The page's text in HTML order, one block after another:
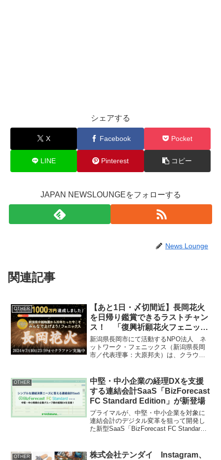
シェアする
X Facebook Pocket
LINE Pinterest コピー
JAPAN NEWSLOUNGEをフォローする
News Lounge
関連記事
OTHER
【あと1日・〆切間近】長岡花火
を日帰り鑑賞できるラストチャン
ス！ 「復興祈願花火フェニック
ス」支援総額1000万円を達成～
20周年の節目に能登への願いも込
めたクラウドファンディング7月
新潟県長岡市にて活動するNPO法人 ネ
ットワーク・フェニックス（新潟県長岡
市／代表理事：大原邦夫）は、クラウド
ジェクトで支援総額1000万円を達成しま
した。目標で...
OTHER
中堅・中小企業の経理DXを支援
する連結会計SaaS「BizForecast
FC Standard Edition」が新登場
プライマルが、中堅・中小企業を対象に
連結会計のデジタル変革を狙って開発し
た新型SaaS「BizForecast FC Standard
OTHER
株式会社テンダイ Instagram、